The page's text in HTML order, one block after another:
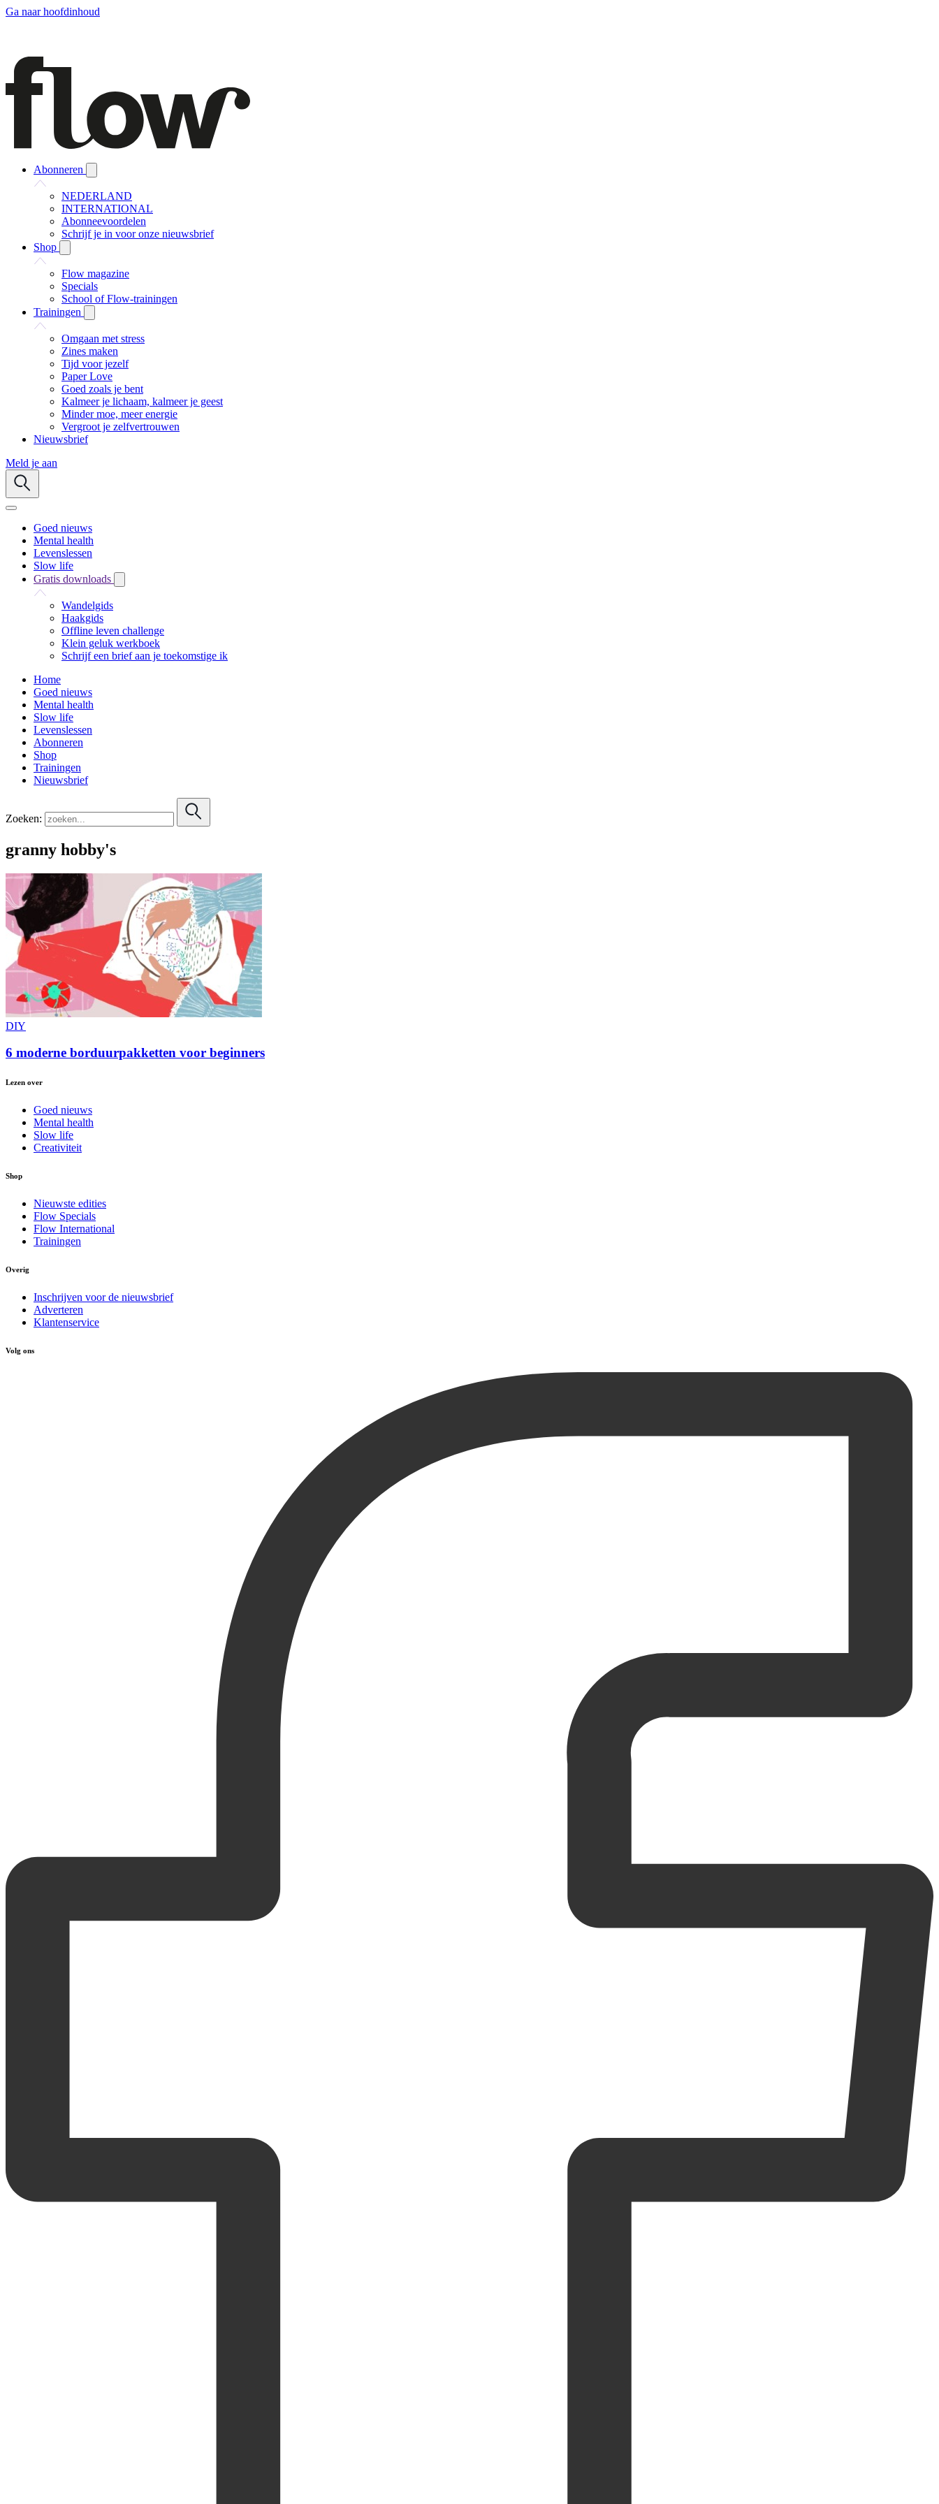
Ga naar hoofdinhoud
Abonneren
NEDERLAND
INTERNATIONAL
Abonneevoordelen
Schrijf je in voor onze nieuwsbrief
Shop
Flow magazine
Specials
School of Flow-trainingen
Trainingen
Omgaan met stress
Zines maken
Tijd voor jezelf
Paper Love
Goed zoals je bent
Kalmeer je lichaam, kalmeer je geest
Minder moe, meer energie
Vergroot je zelfvertrouwen
Nieuwsbrief
Meld je aan
Goed nieuws
Mental health
Levenslessen
Slow life
Gratis downloads
Wandelgids
Haakgids
Offline leven challenge
Klein geluk werkboek
Schrijf een brief aan je toekomstige ik
Home
Goed nieuws
Mental health
Slow life
Levenslessen
Abonneren
Shop
Trainingen
Nieuwsbrief
Zoeken:
granny hobby's
DIY
6 moderne borduurpakketten voor beginners
Lezen over
Goed nieuws
Mental health
Slow life
Creativiteit
Shop
Nieuwste edities
Flow Specials
Flow International
Trainingen
Overig
Inschrijven voor de nieuwsbrief
Adverteren
Klantenservice
Volg ons